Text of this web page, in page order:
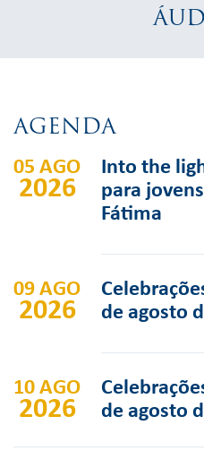
AGENDA
05 AGO
2026
Into the
para
Fátima
09 AGO
2026
de agosto
10 AGO
2026
de agosto